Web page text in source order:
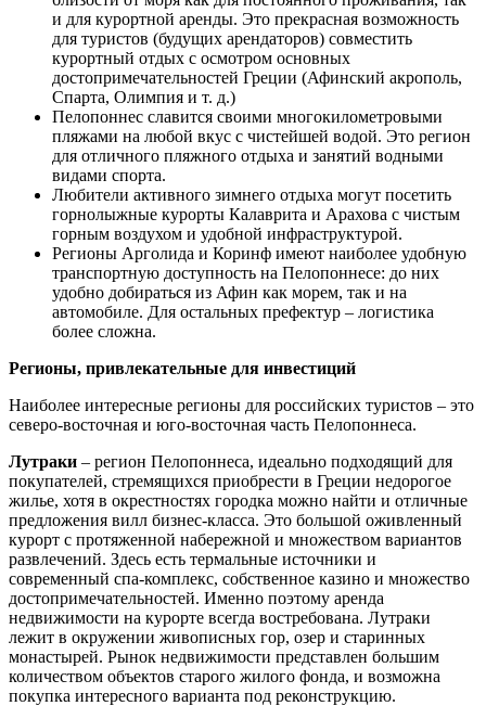
и для курортной аренды. Это прекрасная возможность
для туристов (будущих арендаторов) совместить
курортный отдых с осмотром основных
достопримечательностей Греции (Афинский акрополь,
Спарта, Олимпия и т. д.)
Пелопоннес славится своими многокилометровыми
пляжами на любой вкус с чистейшей водой. Это регион
для отличного пляжного отдыха и занятий водными
видами спорта.
Любители активного зимнего отдыха могут посетить
горнолыжные курорты Калаврита и Арахова с чистым
горным воздухом и удобной инфраструктурой.
Регионы Арголида и Коринф имеют наиболее удобную
транспортную доступность на Пелопоннесе: до них
удобно добираться из Афин как морем, так и на
автомобиле. Для остальных префектур – логистика
более сложна.
Регионы, привлекательные для инвестиций
Наиболее интересные регионы для российских туристов – это
северо-восточная и юго-восточная часть Пелопоннеса.
Лутраки – регион Пелопоннеса, идеально подходящий для
покупателей, стремящихся приобрести в Греции недорогое
жилье, хотя в окрестностях городка можно найти и отличные
предложения вилл бизнес-класса. Это большой оживленный
курорт с протяженной набережной и множеством вариантов
развлечений. Здесь есть термальные источники и
современный спа-комплекс, собственное казино и множество
достопримечательностей. Именно поэтому аренда
недвижимости на курорте всегда востребована. Лутраки
лежит в окружении живописных гор, озер и старинных
монастырей. Рынок недвижимости представлен большим
количеством объектов старого жилого фонда, и возможна
покупка интересного варианта под реконструкцию.